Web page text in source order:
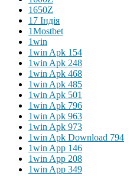
1650Z
17 Індія
1Mostbet
1win
1win Apk 154
1win Apk 248
1win Apk 468
1win Apk 485
1win Apk 501
1win Apk 796
1win Apk 963
1win Apk 973
1win Apk Download 794
1win App 146
1win App 208
1win App 349